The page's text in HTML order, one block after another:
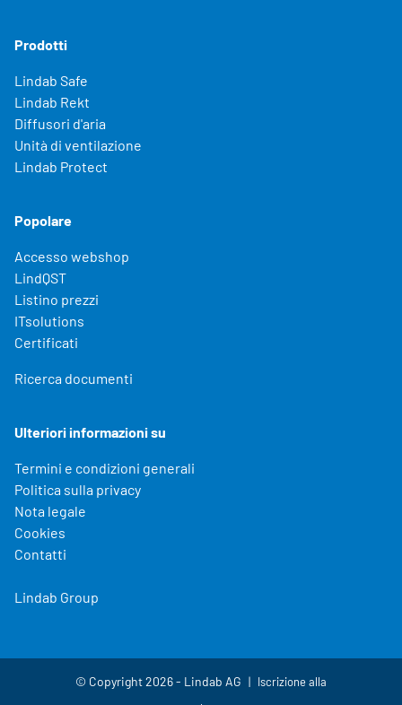
Prodotti
Lindab Safe
Lindab Rekt
Diffusori d'aria
Unità di ventilazione
Lindab Protect
Popolare
Accesso webshop
LindQST
Listino prezzi
ITsolutions
Certificati
Ricerca documenti
Ulteriori informazioni su
Termini e condizioni generali
Politica sulla privacy
Nota legale
Cookies
Contatti
Lindab Group
© Copyright 2026 - Lindab AG
Iscrizione alla